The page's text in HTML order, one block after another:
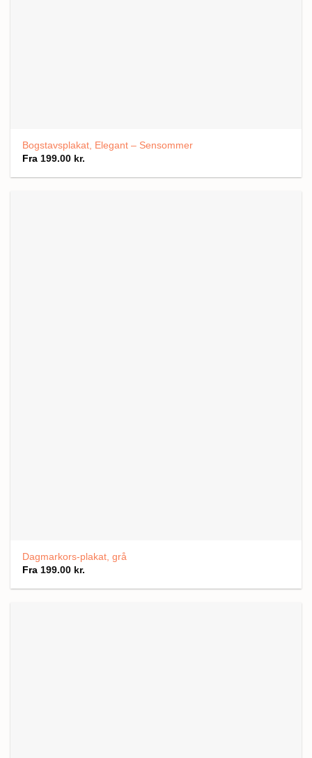
Bogstavsplakat, Elegant – Sensommer
Fra 199.00 kr.
Dagmarkors-plakat, grå
Fra 199.00 kr.